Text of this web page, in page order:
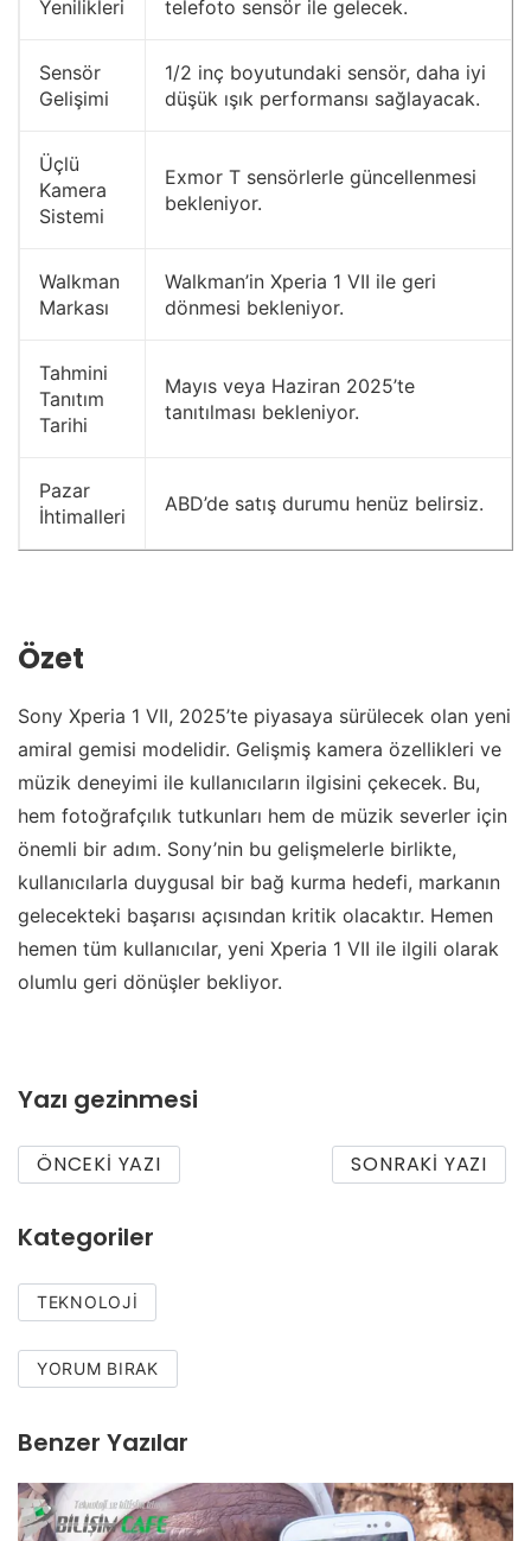
Yenilikleri telefoto sensör ile gelecek.
Sensör
Gelişimi
1/2 inç boyutundaki sensör, daha iyi
düşük ışık performansı sağlayacak.
Üçlü
Kamera
Sistemi
Exmor T sensörlerle güncellenmesi
bekleniyor.
Walkman
Markası
Walkman’in Xperia 1 VII ile geri
dönmesi bekleniyor.
Tahmini
Tanıtım
Tarihi
Mayıs veya Haziran 2025’te
tanıtılması bekleniyor.
Pazar
İhtimalleri
ABD’de satış durumu henüz belirsiz.
Özet
Sony Xperia 1 VII, 2025’te piyasaya sürülecek olan yeni
amiral gemisi modelidir. Gelişmiş kamera özellikleri ve
müzik deneyimi ile kullanıcıların ilgisini çekecek. Bu,
hem fotoğrafçılık tutkunları hem de müzik severler için
önemli bir adım. Sony’nin bu gelişmelerle birlikte,
kullanıcılarla duygusal bir bağ kurma hedefi, markanın
gelecekteki başarısı açısından kritik olacaktır. Hemen
hemen tüm kullanıcılar, yeni Xperia 1 VII ile ilgili olarak
olumlu geri dönüşler bekliyor.
Yazı gezinmesi
ÖNCEKI YAZI SONRAKI YAZI
Kategoriler
TEKNOLOJI
YORUM BIRAK
Benzer Yazılar